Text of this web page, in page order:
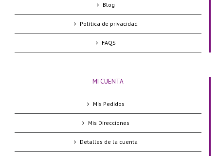
Blog
Política de privacidad
FAQS
MI CUENTA
Mis Pedidos
Mis Direcciones
Detalles de la cuenta